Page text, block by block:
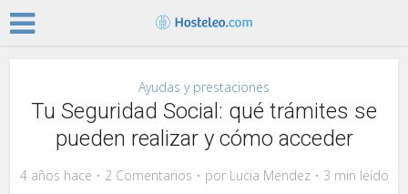
Ayudas y prestaciones
Tu Seguridad Social: qué trámites se
pueden realizar y cómo acceder
4 años hace 2 Comentarios por Lucia Mendez 3 min leído